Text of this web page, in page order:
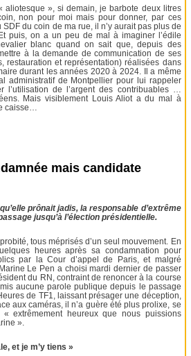
aliotesque », si demain, je barbote deux litres
non pour moi mais pour donner, par ces
du coin de ma rue, il n’y aurait pas plus de
puis, on a un peu de mal à imaginer l’édile
blanc quand on sait que, depuis des
à la demande de communication de ses
restauration et représentation) réalisées dans
durant les années 2020 à 2024. Il a même
administratif de Montpellier pour lui rappeler
l’utilisation de l’argent des contribuables …
Mais visiblement Louis Aliot a du mal à
caisse…
mais candidate
prônait jadis, la responsable d’extrême
jusqu’à l’élection présidentielle.
tous méprisés d’un seul mouvement. En
heures après sa condamnation pour
par la Cour d’appel de Paris, et malgré
Le Pen a choisi mardi dernier de passer
du RN, contraint de renoncer à la course
aucune parole publique depuis le passage
de TF1, laissant présager une déception,
aux caméras, il n’a guère été plus prolixe, se
extrêmement heureux que nous puissions
».
et je m’y tiens »